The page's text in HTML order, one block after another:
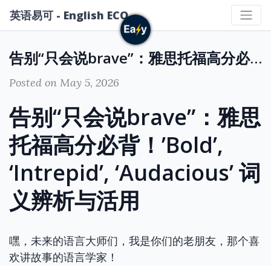
英语易可 - English ECO
告别“只会说brave”：雅思托福高分必背！'Bold', 'Intrepid', 'Audacious' 词义辨析与活用
Posted on May 5, 2026
告别“只会说brave”：雅思
托福高分必背！’Bold’,
‘Intrepid’, ‘Audacious’ 词
义辨析与活用
嘿，未来的语言大师们，我是你们的老朋友，那个喜
欢讲故事的语言学家！